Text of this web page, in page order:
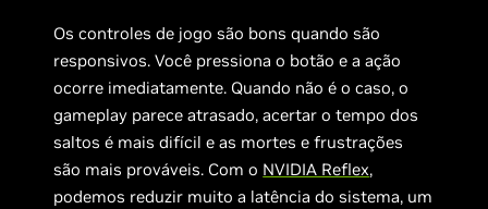
Os controles de jogo são bons quando são
responsivos. Você pressiona o botão e a ação
ocorre imediatamente. Quando não é o caso, o
gameplay parece atrasado, acertar o tempo dos
saltos é mais difícil e as mortes e frustrações
são mais prováveis. Com o NVIDIA Reflex,
podemos reduzir muito a latência do sistema, um